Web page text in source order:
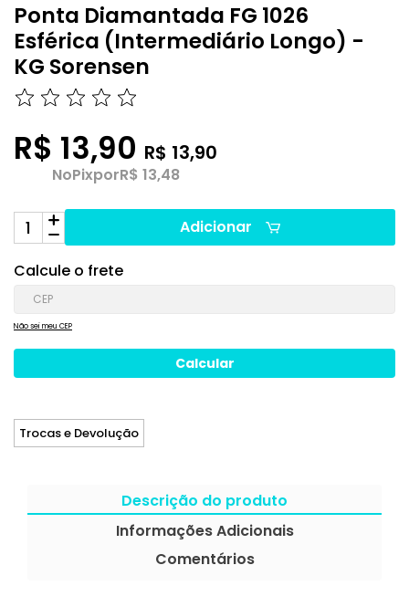
Ponta Diamantada FG 1026
Esférica (Intermediário Longo) -
KG Sorensen
R$ 13,90 R$ 13,90
NoPixporR$ 13,48
Adicionar
Calcule o frete
Não sei meu CEP
Trocas e Devolução
Descrição do produto
Informações Adicionais
Comentários